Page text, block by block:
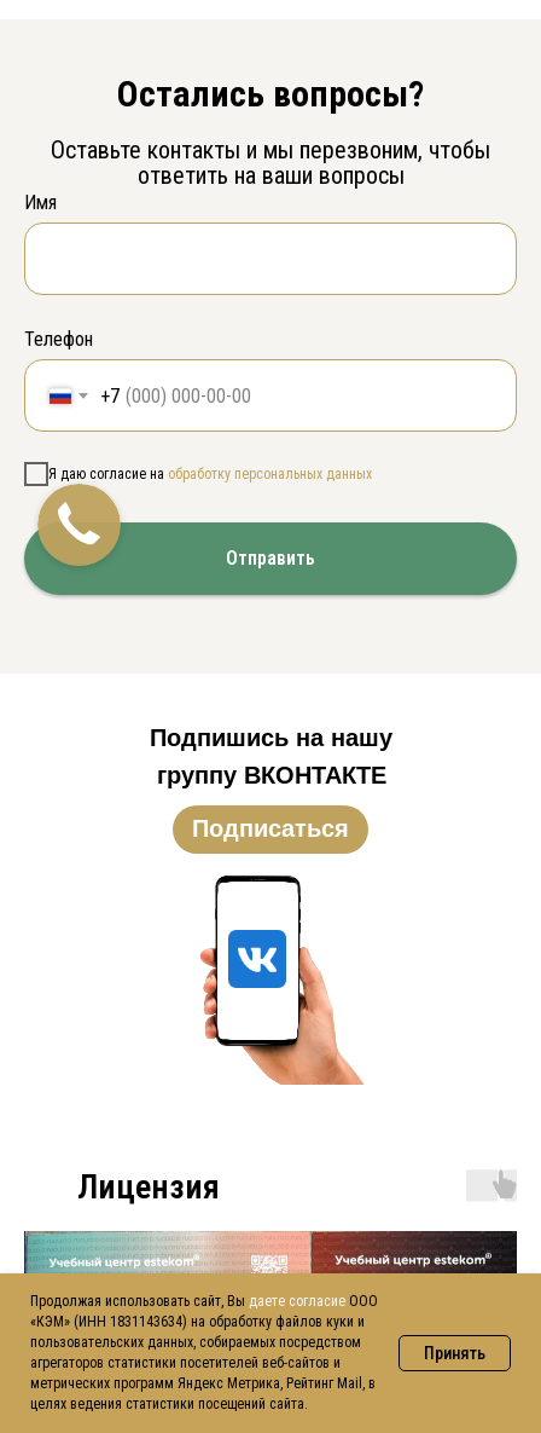
Остались вопросы?
Оставьте контакты и мы перезвоним, чтобы
ответить на ваши вопросы
Имя
Телефон
+7
Я даю согласие на обработку персональных данных
Отправить
Подпишись на нашу
группу ВКОНТАКТЕ
Подписаться
Лицензия
Продолжая использовать сайт, Вы даете согласие ООО
«КЭМ» (ИНН 1831143634) на обработку файлов куки и
пользовательских данных, собираемых посредством
агрегаторов статистики посетителей веб-сайтов и
метрических программ Яндекс Метрика, Рейтинг Mail, в
целях ведения статистики посещений сайта.
Принять